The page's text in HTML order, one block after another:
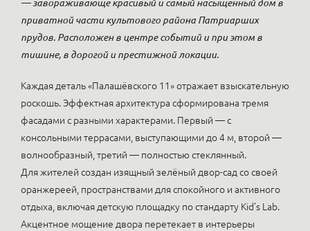
— завораживающе красивый и самый насыщенный дом в
приватной части культового района Патриарших
прудов. Расположен в центре событий и при этом в
тишине, в дорогой и престижной локации.
Каждая деталь «Палашёвского 11» отражает взыскательную
роскошь. Эффектная архитектура сформирована тремя
фасадами с разными характерами. Первый — с
консольными террасами, выступающими до 4 м, второй —
волнообразный, третий — полностью стеклянный.
Для жителей создан изящный зелёный двор-сад со своей
оранжереей, пространствами для спокойного и активного
отдыха, включая детскую площадку по стандарту Kid’s Lab.
Акцентное мощение двора перетекает в интерьеры